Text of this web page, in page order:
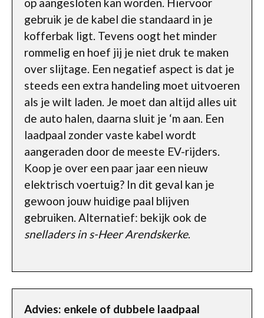
gebruik je de kabel die standaard in je
kofferbak ligt. Tevens oogt het minder
rommelig en hoef jij je niet druk te maken
over slijtage. Een negatief aspect is dat je
steeds een extra handeling moet uitvoeren
als je wilt laden. Je moet dan altijd alles uit
de auto halen, daarna sluit je ‘m aan. Een
laadpaal zonder vaste kabel wordt
aangeraden door de meeste EV-rijders.
Koop je over een paar jaar een nieuw
elektrisch voertuig? In dit geval kan je
gewoon jouw huidige paal blijven
gebruiken. Alternatief: bekijk ook de
snelladers in s-Heer Arendskerke.
Advies: enkele of dubbele laadpaal